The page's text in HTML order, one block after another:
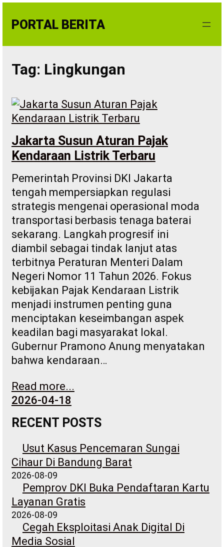
toPORTAL BERITA
Tag: Lingkungan
Jakarta Susun Aturan Pajak
Kendaraan Listrik Terbaru
Pemerintah Provinsi DKI Jakarta
tengah mempersiapkan regulasi
strategis mengenai operasional moda
transportasi berbasis tenaga baterai
sekarang. Langkah progresif ini
diambil sebagai tindak lanjut atas
terbitnya Peraturan Menteri Dalam
Negeri Nomor 11 Tahun 2026. Fokus
kebijakan Pajak Kendaraan Listrik
menjadi instrumen penting guna
menciptakan keseimbangan aspek
keadilan bagi masyarakat lokal.
Gubernur Pramono Anung menyatakan
bahwa kendaraan…
Read more...
2026-04-18
RECENT POSTS
Usut Kasus Pencemaran Sungai
Cihaur Di Bandung Barat
2026-08-09
Pemprov DKI Buka Pendaftaran Kartu
Layanan Gratis
2026-08-09
Cegah Eksploitasi Anak Digital Di
Media Sosial